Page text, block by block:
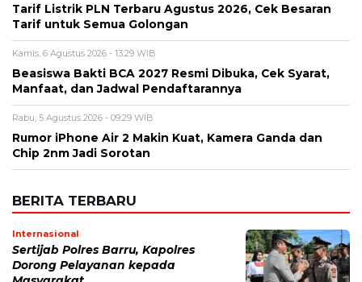
Tarif Listrik PLN Terbaru Agustus 2026, Cek Besaran
Tarif untuk Semua Golongan
Kamis, 6 Agustus 2026 - 13:29 WIB
Beasiswa Bakti BCA 2027 Resmi Dibuka, Cek Syarat,
Manfaat, dan Jadwal Pendaftarannya
Rabu, 5 Agustus 2026 - 09:29 WIB
Rumor iPhone Air 2 Makin Kuat, Kamera Ganda dan
Chip 2nm Jadi Sorotan
BERITA TERBARU
Internasional
Sertijab Polres Barru, Kapolres
Dorong Pelayanan kepada